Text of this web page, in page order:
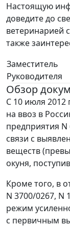
Настоящую
доведите до
ветеринарией
также
Заместитель
Руководителя
Обзор
С 10 июля 2012
на ввоз в
предприятия
связи с
веществ
окуня,
Кроме того, в
N 3700/0267, N
режим
с первичным